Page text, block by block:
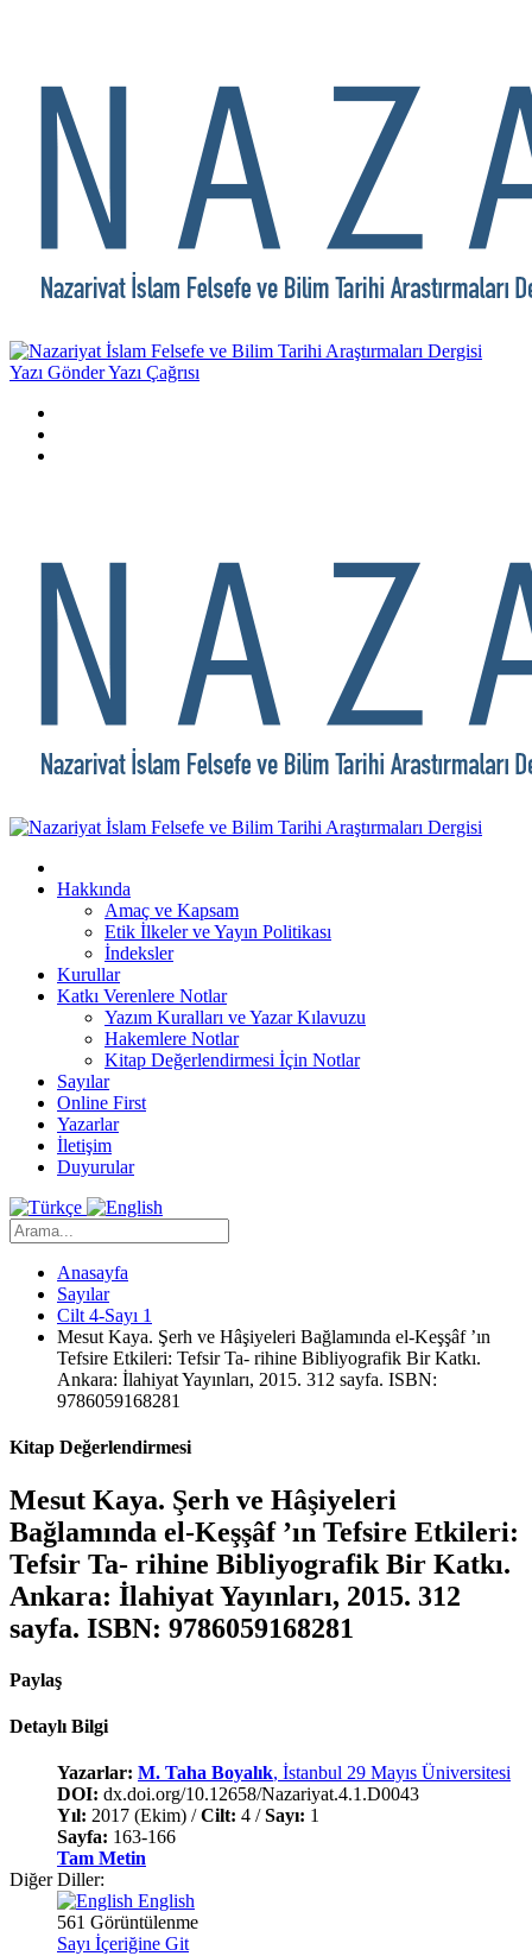
Yazı GönderYazı Çağrısı
Hakkında
Amaç ve Kapsam
Etik İlkeler ve Yayın Politikası
İndeksler
Kurullar
Katkı Verenlere Notlar
Yazım Kuralları ve Yazar Kılavuzu
Hakemlere Notlar
Kitap Değerlendirmesi İçin Notlar
Sayılar
Online First
Yazarlar
İletişim
Duyurular
Anasayfa
Sayılar
Cilt 4-Sayı 1
Mesut Kaya. Şerh ve Hâşiyeleri Bağlamında el-Keşşâf ’ın
Tefsire Etkileri: Tefsir Ta- rihine Bibliyografik Bir Katkı.
Ankara: İlahiyat Yayınları, 2015. 312 sayfa. ISBN:
9786059168281
Kitap Değerlendirmesi
Mesut Kaya. Şerh ve Hâşiyeleri
Bağlamında el-Keşşâf ’ın Tefsire Etkileri:
Tefsir Ta- rihine Bibliyografik Bir Katkı.
Ankara: İlahiyat Yayınları, 2015. 312
sayfa. ISBN: 9786059168281
Paylaş
Detaylı Bilgi
Yazarlar: M. Taha Boyalık, İstanbul 29 Mayıs Üniversitesi
DOI: dx.doi.org/10.12658/Nazariyat.4.1.D0043
Yıl: 2017 (Ekim) /Cilt: 4 /Sayı: 1
Sayfa: 163-166
Tam Metin
Diğer Diller:
English
561 Görüntülenme
Sayı İçeriğine Git